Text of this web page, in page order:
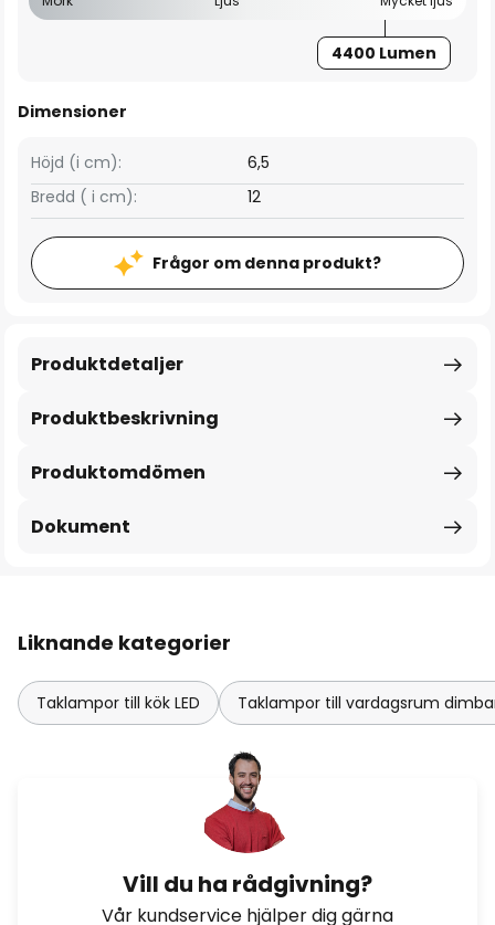
4400 Lumen
Dimensioner
Bredd ( i cm): 12
Höjd (i cm): 6,5
Frågor om denna produkt?
Produktbeskrivning
Produktdetaljer
Produktomdömen
Dokument
Liknande kategorier
Taklampor till kök LED Taklampor till vardagsrum
Vill du ha rådgivning?
Vår kundservice hjälper dig gärna